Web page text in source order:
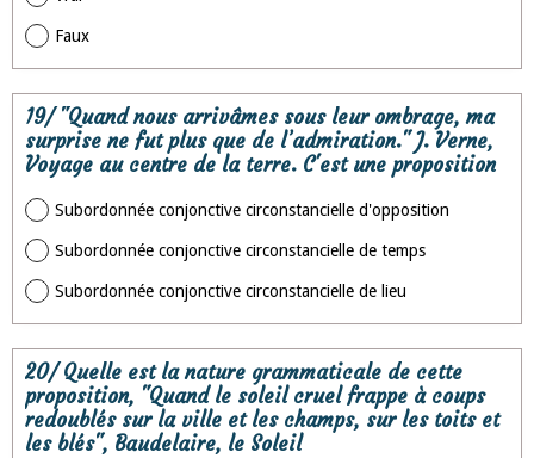
Faux
19/ "Quand nous arrivâmes sous leur ombrage, ma
surprise ne fut plus que de l’admiration." J. Verne,
Voyage au centre de la terre. C'est une proposition
Subordonnée conjonctive circonstancielle d'opposition
Subordonnée conjonctive circonstancielle de temps
Subordonnée conjonctive circonstancielle de lieu
20/ Quelle est la nature grammaticale de cette
proposition, "Quand le soleil cruel frappe à coups
redoublés sur la ville et les champs, sur les toits et
les blés", Baudelaire, le Soleil